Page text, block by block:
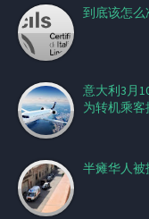
到底该怎么
意大利3月
为转机乘
半瘫华人被